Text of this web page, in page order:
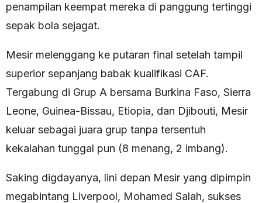
penampilan keempat mereka di panggung tertinggi
sepak bola sejagat.
Mesir melenggang ke putaran final setelah tampil
superior sepanjang babak kualifikasi CAF.
Tergabung di Grup A bersama Burkina Faso, Sierra
Leone, Guinea-Bissau, Etiopia, dan Djibouti, Mesir
keluar sebagai juara grup tanpa tersentuh
kekalahan tunggal pun (8 menang, 2 imbang).
Saking digdayanya, lini depan Mesir yang dipimpin
megabintang Liverpool, Mohamed Salah, sukses